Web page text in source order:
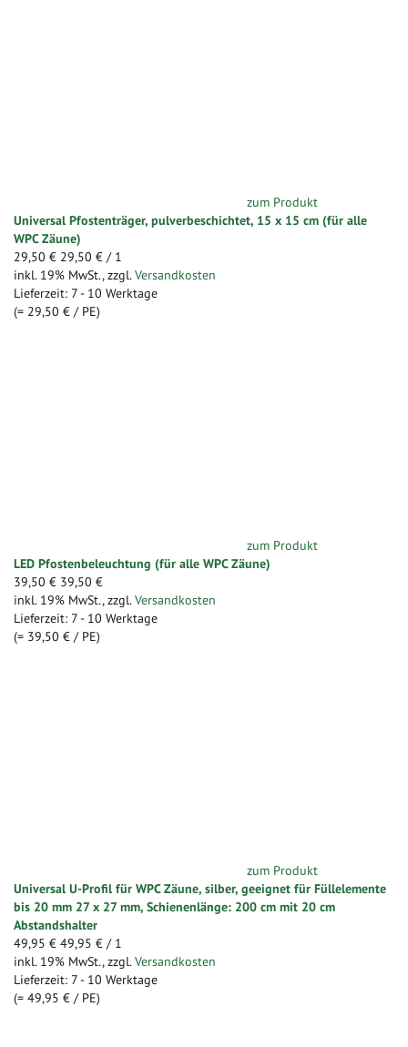
zum Produkt
Universal Pfostenträger, pulverbeschichtet, 15 x 15 cm (für alle
WPC Zäune)
29,50 € 29,50 € / 1
inkl. 19% MwSt., zzgl. Versandkosten
Lieferzeit: 7 - 10 Werktage
(= 29,50 € / PE)
zum Produkt
LED Pfostenbeleuchtung (für alle WPC Zäune)
39,50 € 39,50 €
inkl. 19% MwSt., zzgl. Versandkosten
Lieferzeit: 7 - 10 Werktage
(= 39,50 € / PE)
zum Produkt
Universal U-Profil für WPC Zäune, silber, geeignet für Füllelemente
bis 20 mm 27 x 27 mm, Schienenlänge: 200 cm mit 20 cm
Abstandshalter
49,95 € 49,95 € / 1
inkl. 19% MwSt., zzgl. Versandkosten
Lieferzeit: 7 - 10 Werktage
(= 49,95 € / PE)